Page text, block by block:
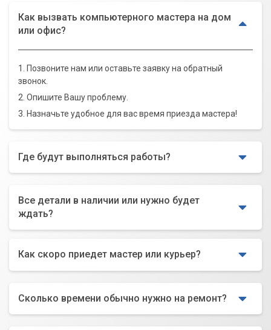
Как вызвать компьютерного мастера на дом
или офис?
1. Позвоните нам или оставьте заявку на обратный
звонок.
2. Опишите Вашу проблему.
3. Назначьте удобное для вас время приезда мастера!
Где будут выполняться работы?
Все детали в наличии или нужно будет
ждать?
Как скоро приедет мастер или курьер?
Сколько времени обычно нужно на ремонт?